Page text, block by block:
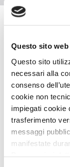
Questo sito
Questo sito
necessari alla
consenso
cookie non
impiegati cookie
trasferimento
messaggi
manifestate
John Ronald
1892 a
inglesi.
a Oxford, e
Bournemouth,